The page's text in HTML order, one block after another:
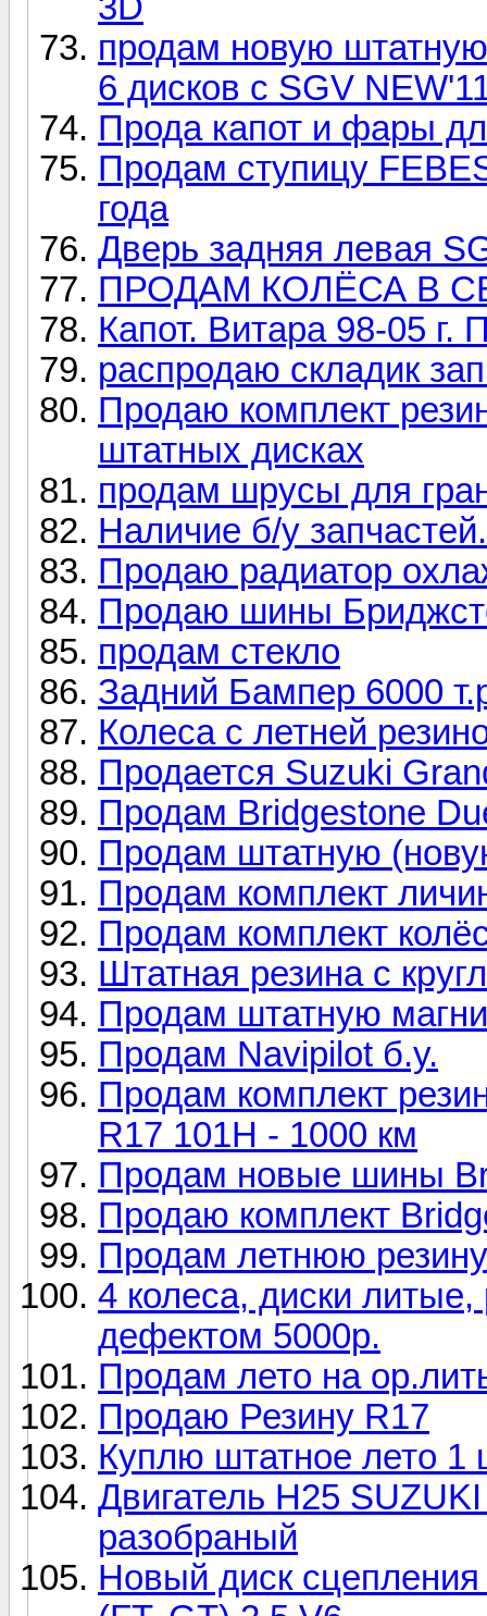
продам новую
6 дисков с SGV
Прода капот и фары
Продам ступицу
года
Дверь задняя левая
ПРОДАМ КОЛЁСА В
Капот. Витара 98-05 г.
распродаю складик
Продаю комплект
штатных дисках
продам шрусы для
Наличие б/у запчастей.
Продаю радиатор
Продаю шины
продам стекло
Задний Бампер 6000
Колеса с летней
Продается Suzuki
Продам Bridgestone
Продам штатную
Продам комплект
Продам комплект
Штатная резина с
Продам штатную
Продам Navipilot б.у.
Продам комплект
R17 101H - 1000 км
Продам новые шины
Продаю комплект
Продам летнюю
4 колеса, диски
дефектом 5000р.
Продам лето на
Продаю Резину R17
Куплю штатное лето 1
Двигатель Н25
разобраный
Новый диск